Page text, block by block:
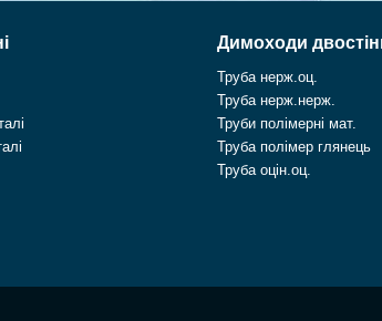
Димоходи
Труба нерж.оц.
Труба нерж.нерж.
Труби полімерні мат.
Труба полімер глянець
Труба оцін.оц.